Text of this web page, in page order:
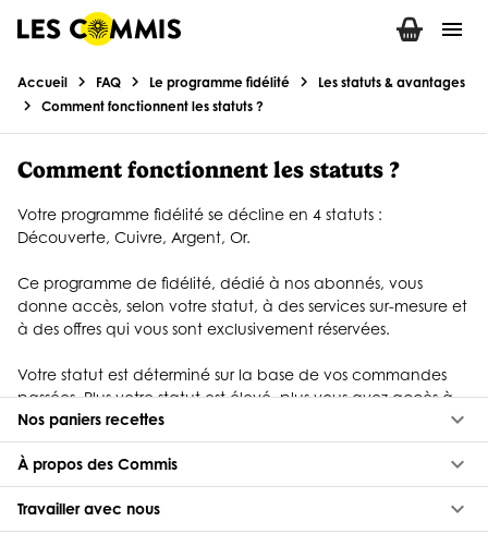
menu
Nos paniers recettes keyboard_arrow_down
À propos des Commis keyboard_arrow_down
Travailler avec nous keyboard_arrow_down